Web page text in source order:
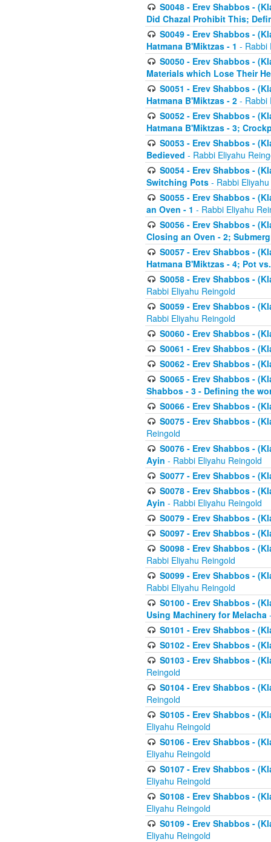
S0048 - Erev Shabbos -
Did Chazal Prohibit This;
S0049 - Erev Shabbos -
Hatmana B'Miktzas - 1 - Rabbi
S0050 - Erev Shabbos -
Materials which Lose Their
S0051 - Erev Shabbos -
Hatmana B'Miktzas - 2 - Rabbi
S0052 - Erev Shabbos -
Hatmana B'Miktzas - 3;
S0053 - Erev Shabbos -
Bedieved - Rabbi Eliyahu
S0054 - Erev Shabbos -
Switching Pots - Rabbi
S0055 - Erev Shabbos -
an Oven - 1 - Rabbi Eliyahu
S0056 - Erev Shabbos -
Closing an Oven - 2;
S0057 - Erev Shabbos -
Hatmana B'Miktzas - 4; Pot
S0058 - Erev Shabbos -
Rabbi Eliyahu Reingold
S0059 - Erev Shabbos -
Rabbi Eliyahu Reingold
S0060 - Erev Shabbos -
S0061 - Erev Shabbos -
S0062 - Erev Shabbos -
S0065 - Erev Shabbos -
Shabbos - 3 - Defining the
S0066 - Erev Shabbos -
S0075 - Erev Shabbos -
Reingold
S0076 - Erev Shabbos -
Ayin - Rabbi Eliyahu Reingold
S0077 - Erev Shabbos -
S0078 - Erev Shabbos -
Ayin - Rabbi Eliyahu Reingold
S0079 - Erev Shabbos -
S0097 - Erev Shabbos -
S0098 - Erev Shabbos -
Rabbi Eliyahu Reingold
S0099 - Erev Shabbos -
Rabbi Eliyahu Reingold
S0100 - Erev Shabbos -
Using Machinery for Melacha
S0101 - Erev Shabbos -
S0102 - Erev Shabbos -
S0103 - Erev Shabbos -
Reingold
S0104 - Erev Shabbos -
Reingold
S0105 - Erev Shabbos -
Eliyahu Reingold
S0106 - Erev Shabbos -
Eliyahu Reingold
S0107 - Erev Shabbos -
Eliyahu Reingold
S0108 - Erev Shabbos -
Eliyahu Reingold
S0109 - Erev Shabbos -
Eliyahu Reingold